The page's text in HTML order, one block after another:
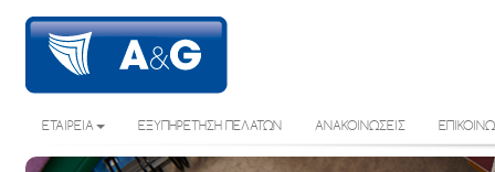
ΕΤΑΙΡΕΙΑ ΕΞΥΠΗΡΕΤΗΣΗ ΠΕΛΑΤΩΝ ΑΝΑΚΟΙΝΩΣΕΙΣ